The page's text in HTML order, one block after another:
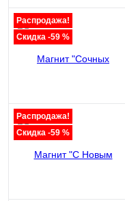
Распродажа!
Скидка -59 %
Распродажа!
Скидка -59 %